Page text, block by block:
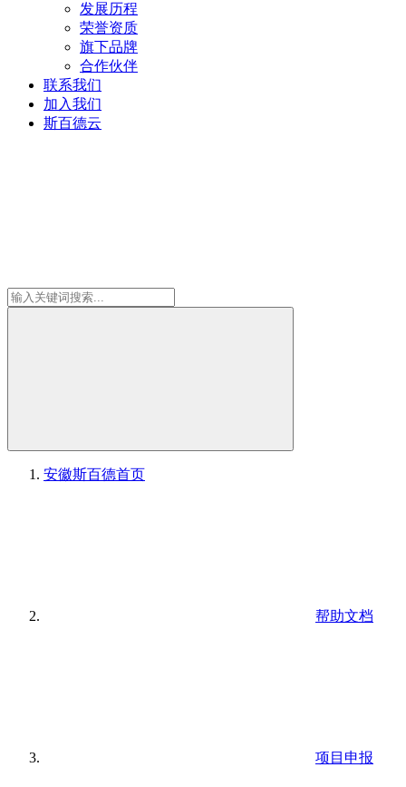
发展历程
荣誉资质
旗下品牌
合作伙伴
联系我们
加入我们
斯百德云
安徽斯百德首页
帮助文档
项目申报